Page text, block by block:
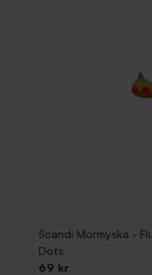
Scandi Mormyska -
Dots
69 kr